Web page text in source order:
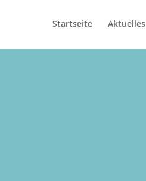
Startseite Aktuelles